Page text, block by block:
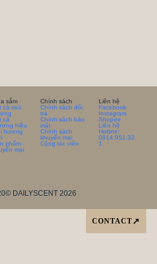
sắm
cả mùi
cả
hiệu
hương
phẩm
mại
Chính sách
Chính sách đổi
trà
Chính sách bảo
mật
Chính sách
khuyến mại
Cộng tác viên
Liên hệ
Facebook
Instagram
Shopee
Liên hệ
Hotline:
0914.951.32
1
© DAILYSCENT 2026
CONTACT ↗